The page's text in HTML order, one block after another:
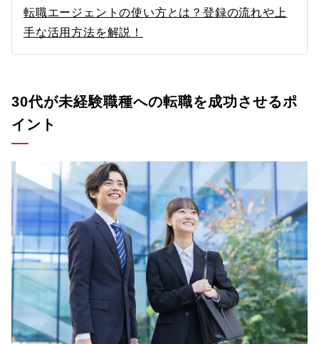
転職エージェントの使い方とは？登録の流れや上
手な活用方法を解説！
30代が未経験職種への転職を成功させるポ
イント